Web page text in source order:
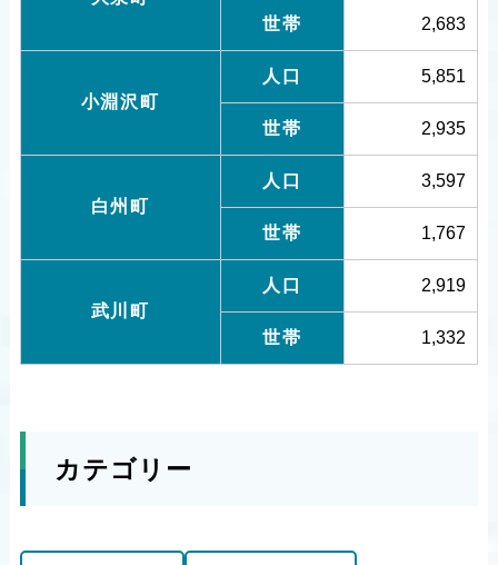
世帯 2,683
小淵沢町
人口 5,851
世帯 2,935
白州町
人口 3,597
世帯 1,767
武川町
人口 2,919
世帯 1,332
カテゴリー